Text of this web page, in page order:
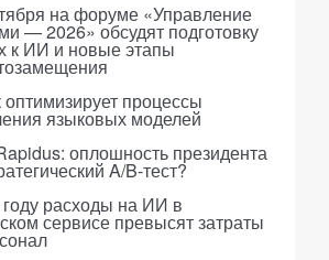
на форуме «Управление
— 2026» обсудят подготовку
к ИИ и новые этапы
процессы
языковых моделей
оплошность президента
A/B-тест?
расходы на ИИ в
сервисе превысят затраты